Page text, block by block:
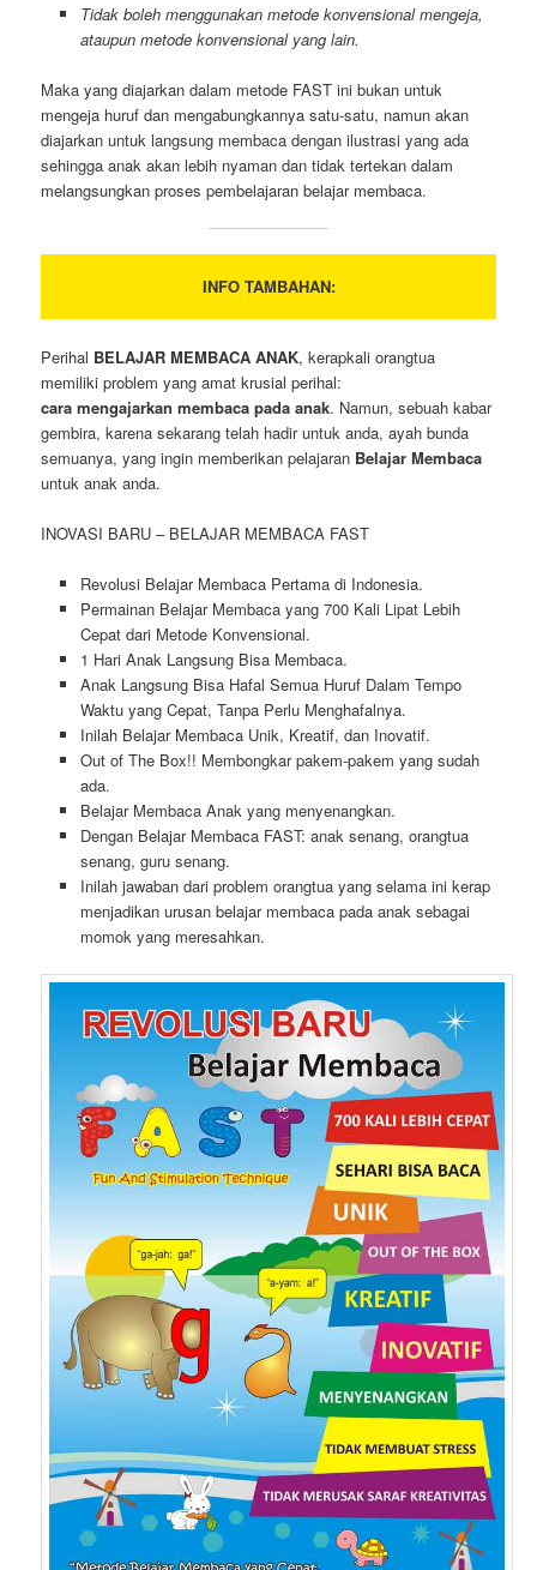
Tidak boleh menggunakan metode konvensional mengeja,
ataupun metode konvensional yang lain.
Maka yang diajarkan dalam metode FAST ini bukan untuk
mengeja huruf dan mengabungkannya satu-satu, namun akan
diajarkan untuk langsung membaca dengan ilustrasi yang ada
sehingga anak akan lebih nyaman dan tidak tertekan dalam
melangsungkan proses pembelajaran belajar membaca.
INFO TAMBAHAN:
Perihal BELAJAR MEMBACA ANAK, kerapkali orangtua
memiliki problem yang amat krusial perihal:
cara mengajarkan membaca pada anak. Namun, sebuah kabar
gembira, karena sekarang telah hadir untuk anda, ayah bunda
semuanya, yang ingin memberikan pelajaran Belajar Membaca
untuk anak anda.
INOVASI BARU – BELAJAR MEMBACA FAST
Revolusi Belajar Membaca Pertama di Indonesia.
Permainan Belajar Membaca yang 700 Kali Lipat Lebih
Cepat dari Metode Konvensional.
1 Hari Anak Langsung Bisa Membaca.
Anak Langsung Bisa Hafal Semua Huruf Dalam Tempo
Waktu yang Cepat, Tanpa Perlu Menghafalnya.
Inilah Belajar Membaca Unik, Kreatif, dan Inovatif.
Out of The Box!! Membongkar pakem-pakem yang sudah
ada.
Belajar Membaca Anak yang menyenangkan.
Dengan Belajar Membaca FAST: anak senang, orangtua
senang, guru senang.
Inilah jawaban dari problem orangtua yang selama ini kerap
menjadikan urusan belajar membaca pada anak sebagai
momok yang meresahkan.